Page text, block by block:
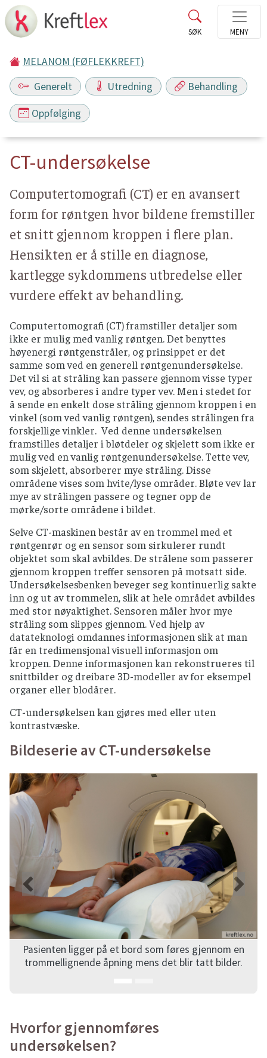
MELANOM (FØFLEKKREFT)
Generelt
Utredning Behandling
Oppfølging
CT-undersøkelse
Computertomografi (CT) er en avansert
form for røntgen hvor bildene fremstiller
et snitt gjennom kroppen i flere plan.
Hensikten er å stille en diagnose,
kartlegge sykdommens utbredelse eller
vurdere effekt av behandling.
Computertomografi (CT) framstiller detaljer som
ikke er mulig med vanlig røntgen. Det benyttes
høyenergi røntgenstråler, og prinsippet er det
samme som ved en generell røntgenundersøkelse.
Det vil si at stråling kan passere gjennom visse typer
vev, og absorberes i andre typer vev. Men i stedet for
å sende en enkelt dose stråling gjennom kroppen i en
vinkel (som ved vanlig røntgen), sendes strålingen fra
forskjellige vinkler. Ved denne undersøkelsen
framstilles detaljer i bløtdeler og skjelett som ikke er
mulig ved en vanlig røntgenundersøkelse. Tette vev,
som skjelett, absorberer mye stråling. Disse
områdene vises som hvite/lyse områder. Bløte vev lar
mye av strålingen passere og tegner opp de
mørke/sorte områdene i bildet.
Selve CT-maskinen består av en trommel med et
røntgenrør og en sensor som sirkulerer rundt
objektet som skal avbildes. De strålene som passerer
gjennom kroppen treffer sensoren på motsatt side.
Undersøkelsesbenken beveger seg kontinuerlig sakte
inn og ut av trommelen, slik at hele området avbildes
med stor nøyaktighet. Sensoren måler hvor mye
stråling som slippes gjennom. Ved hjelp av
datateknologi omdannes informasjonen slik at man
får en tredimensjonal visuell informasjon om
kroppen. Denne informasjonen kan rekonstrueres til
snittbilder og dreibare 3D-modeller av for eksempel
organer eller blodårer.
CT-undersøkelsen kan gjøres med eller uten
kontrastvæske.
Bildeserie av CT-undersøkelse
en
bilder.
Under fotograferingen er personalet i
og følger med gjennom et vindu.
Forrige
Hvorfor gjennomføres
undersøkelsen?